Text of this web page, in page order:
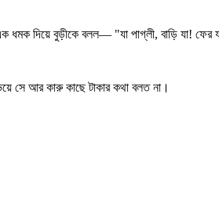
ধমক দিয়ে বুড়ীকে বলল— "যা পাগ্‌লী, বাড়ি যা! ফের
সে আর কারু কাছে টাকার কথা বলত না।